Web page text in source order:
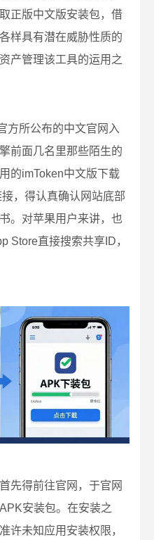
正版中文版安装包，借
样具有潜在威胁性质的
产管理该工具的运用之
方所公布的中文官网入
前面几名里那些陌生的
的imToken中文版下载
，得认真确认网站底部
。对苹果用户来讲，也
Store直接搜索共享ID，
先得前往官网，于官网
安装包。在安装之
许未知应用安装权限，